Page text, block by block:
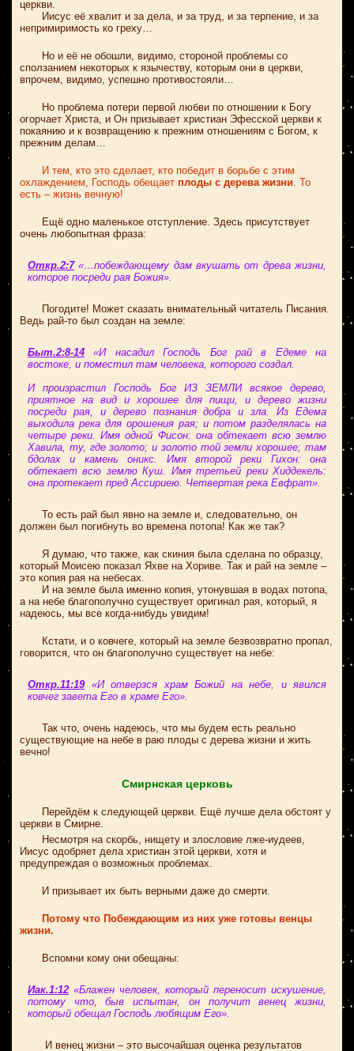
церкви.
Иисус её хвалит и за дела, и за труд, и за терпение, и за
непримиримость ко греху…
Но и её не обошли, видимо, стороной проблемы со
сползанием некоторых к язычеству, которым они в церкви,
впрочем, видимо, успешно противостояли…
Но проблема потери первой любви по отношении к Богу
огорчает Христа, и Он призывает христиан Эфесской церкви к
покаянию и к возвращению к прежним отношениям с Богом, к
прежним делам…
И тем, кто это сделает, кто победит в борьбе с этим
охлаждением, Господь обещает плоды с дерева жизни. То
есть – жизнь вечную!
Ещё одно маленькое отступление. Здесь присутствует
очень любопытная фраза:
Откр.2:7«…побеждающему дам вкушать от древа жизни,
которое посреди рая Божия».
Погодите! Может сказать внимательный читатель Писания.
Ведь рай-то был создан на земле:
Быт.2:8-14 «И насадил Господь Бог рай в Едеме на
востоке, и поместил там человека, которого создал.
И произрастил Господь Бог ИЗ ЗЕМЛИ всякое дерево,
приятное на вид и хорошее для пищи, и дерево жизни
посреди рая, и дерево познания добра и зла. Из Едема
выходила река для орошения рая; и потом разделялась на
четыре реки. Имя одной Фисон: она обтекает всю землю
Хавила, ту, где золото; и золото той земли хорошее; там
бдолах и камень оникс. Имя второй реки Гихон: она
обтекает всю землю Куш. Имя третьей реки Хиддекель:
она протекает пред Ассириею. Четвертая река Евфрат».
То есть рай был явно на земле и, следовательно, он
должен был погибнуть во времена потопа! Как же так?
Я думаю, что также, как скиния была сделана по образцу,
который Моисею показал Яхве на Хориве. Так и рай на земле –
это копия рая на небесах.
И на земле была именно копия, утонувшая в водах потопа,
а на небе благополучно существует оригинал рая, который, я
надеюсь, мы все когда-нибудь увидим!
Кстати, и о ковчеге, который на земле безвозвратно пропал,
говорится, что он благополучно существует на небе:
Откр.11:19«И отверзся храм Божий на небе, и явился
ковчег завета Его в храме Его».
Так что, очень надеюсь, что мы будем есть реально
существующие на небе в раю плоды с дерева жизни и жить
вечно!
Смирнская церковь
Перейдём к следующей церкви. Ещё лучше дела обстоят у
церкви в Смирне.
Несмотря на скорбь, нищету и злословие лже-иудеев,
Иисус одобряет дела христиан этой церкви, хотя и
предупреждая о возможных проблемах.
И призывает их быть верными даже до смерти.
Потому что Побеждающим из них уже готовы венцы
жизни.
Вспомни кому они обещаны:
Иак.1:12 «Блажен человек, который переносит искушение,
потому что, быв испытан, он получит венец жизни,
который обещал Господь любящим Его».
И венец жизни – это высочайшая оценка результатов